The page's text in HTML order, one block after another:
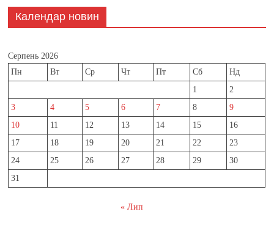
Календар новин
Серпень 2026
Пн
Вт Ср Чт Пт Сб
Нд
1
2
3
4 5 6 7 8
9
10
11 12 13 14 15
16
17
18 19 20 21 22
23
24
25 26 27 28 29
30
31
« Лип